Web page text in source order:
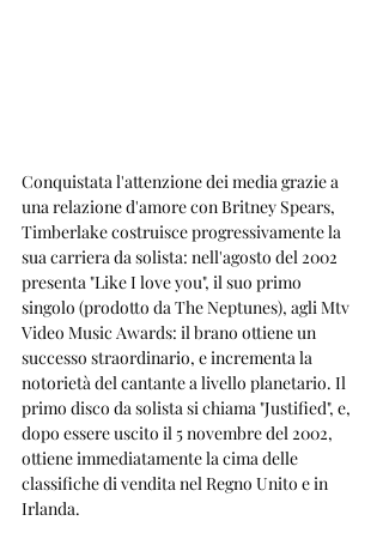
Conquistata l'attenzione dei media grazie a
una relazione d'amore con Britney Spears,
Timberlake costruisce progressivamente la
sua carriera da solista: nell'agosto del 2002
presenta "Like I love you", il suo primo
singolo (prodotto da The Neptunes), agli Mtv
Video Music Awards: il brano ottiene un
successo straordinario, e incrementa la
notorietà del cantante a livello planetario. Il
primo disco da solista si chiama "Justified", e,
dopo essere uscito il 5 novembre del 2002,
ottiene immediatamente la cima delle
classifiche di vendita nel Regno Unito e in
Irlanda.